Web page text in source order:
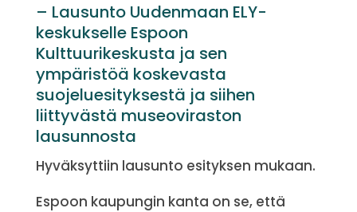
– Lausunto Uudenmaan ELY-
keskukselle Espoon
Kulttuurikeskusta ja sen
ympäristöä koskevasta
suojeluesityksestä ja siihen
liittyvästä museoviraston
lausunnosta
Hyväksyttiin lausunto esityksen mukaan.
Espoon kaupungin kanta on se, että